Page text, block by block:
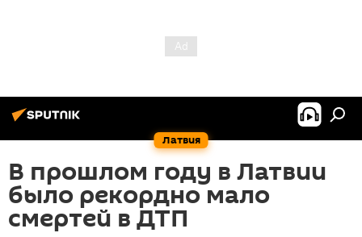
Латвия
В прошлом году в Латвии
было рекордно мало
смертей в ДТП